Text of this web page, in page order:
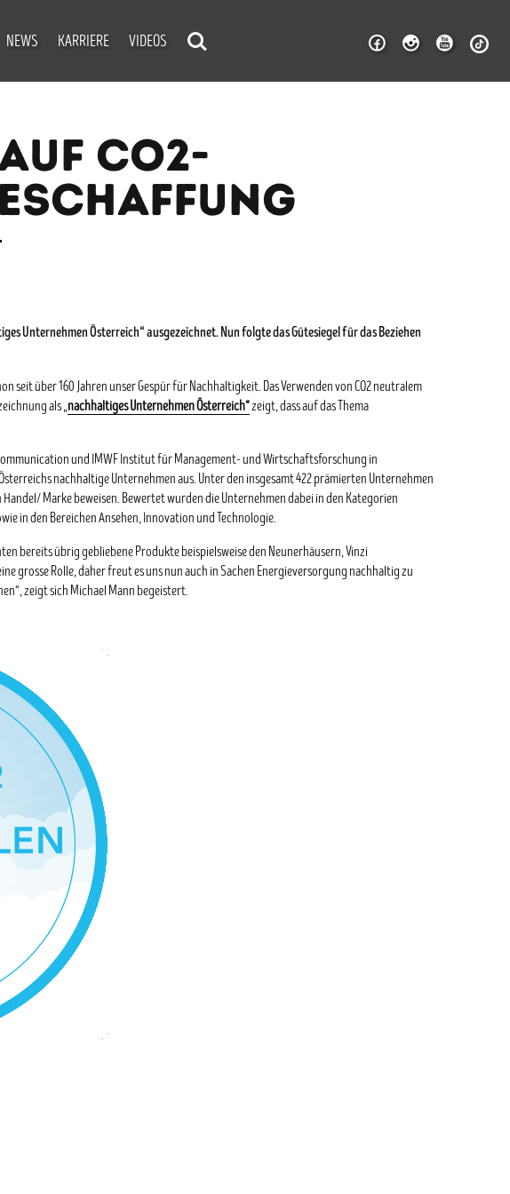
NEWS KARRIERE VIDEOS
CO2-
Unternehmen Österreich“ ausgezeichnet. Nun folgte das Gütesiegel für das Beziehen
seit über 160 Jahren unser Gespür für Nachhaltigkeit. Das Verwenden von CO2 neutralem
als „nachhaltiges Unternehmen Österreich“zeigt, dass auf das Thema
und IMWF Institut für Management- und Wirtschaftsforschung in
nachhaltige Unternehmen aus. Unter den insgesamt 422 prämierten Unternehmen
Marke beweisen. Bewertet wurden die Unternehmen dabei in den Kategorien
in den Bereichen Ansehen, Innovation und Technologie.
bereits übrig gebliebene Produkte beispielsweise den Neunerhäusern, Vinzi
grosse Rolle, daher freut es uns nun auch in Sachen Energieversorgung nachhaltig zu
zeigt sich Michael Mann begeistert.